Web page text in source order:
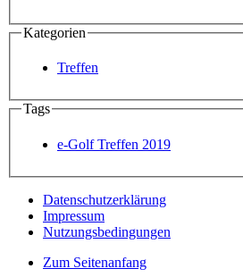
Kategorien
Treffen
Tags
e-Golf Treffen 2019
Datenschutzerklärung
Impressum
Nutzungsbedingungen
Zum Seitenanfang